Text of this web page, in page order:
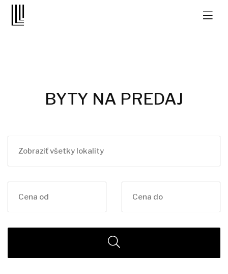
BYTY NA PREDAJ